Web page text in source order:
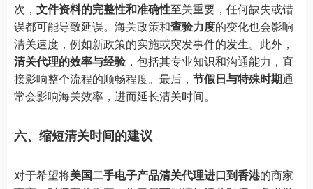
次， 文件资料的完整性和准确性至关重要，任何缺失或错
误都可能导致延误。海关政策和查验力度的变化也会影响
清关速度，例如新政策的实施或突发事件的发生。此外，
清关代理的效率与经验 ，包括其专业知识和沟通能力，直
接影响整个流程的顺畅程度。最后， 节假日与特殊时期通
常会影响海关效率，进而延长清关时间。
六、缩短清关时间的建议
对于希望将美国二手电子产品清关代理进口到香港的商家